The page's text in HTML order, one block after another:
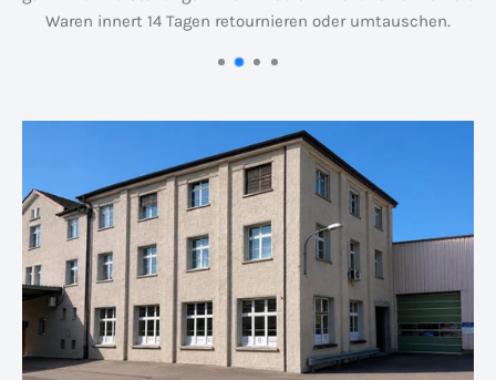
Waren innert 14 Tagen retournieren oder umtauschen.